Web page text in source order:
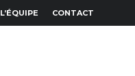
L’ÉQUIPE CONTACT